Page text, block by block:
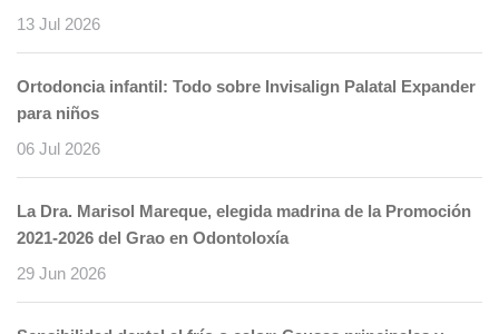
13 Jul 2026
Ortodoncia infantil: Todo sobre Invisalign Palatal Expander
para niños
06 Jul 2026
La Dra. Marisol Mareque, elegida madrina de la Promoción
2021-2026 del Grao en Odontoloxía
29 Jun 2026